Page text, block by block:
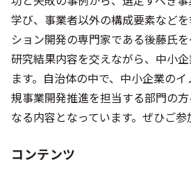
学び、事業者以外の構成要素など
ション開発の専門家である後藤氏
研究結果内容を交えながら、中小
ます。自治体の中で、中小企業の
規事業開発推進を担当する部門の
なる内容となっています。ぜひご参
コンテンツ